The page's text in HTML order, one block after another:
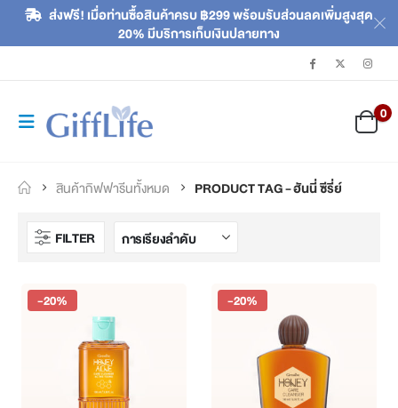
ส่งฟรี! เมื่อท่านซื้อสินค้าครบ ฿299 พร้อมรับส่วนลดเพิ่มสูงสุด
20% มีบริการเก็บเงินปลายทาง
0
สินค้ากิฟฟารีนทั้งหมด PRODUCT TAG -ฮันนี่ ซีรี่ย์
FILTER
-20% -20%